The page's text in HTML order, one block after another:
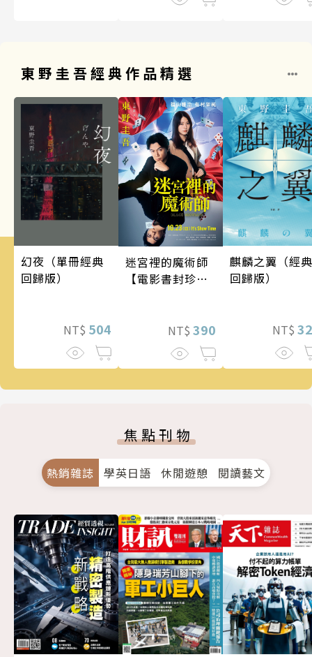
東野圭吾經典作品精選
幻夜（單冊經典
回歸版）
NT$ 504
迷宮裡的魔術師
【電影書封珍藏
NT$ 390
麒麟之翼（經典
回歸版）
NT$
焦點刊物
熱銷雜誌 學英日語 休閒遊憩 閱讀藝文